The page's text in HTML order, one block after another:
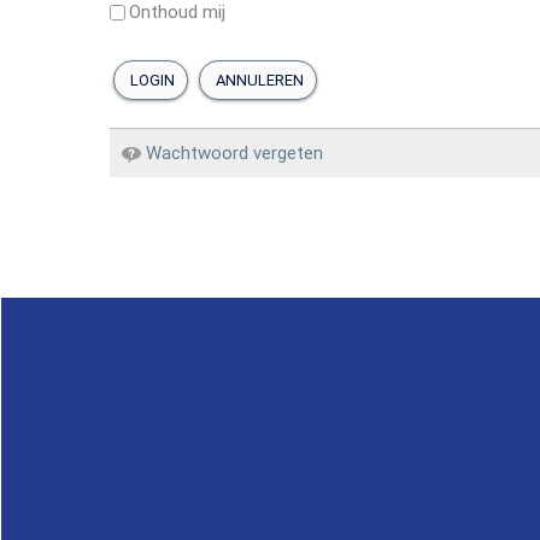
Onthoud mij
LOGIN ANNULEREN
Wachtwoord vergeten